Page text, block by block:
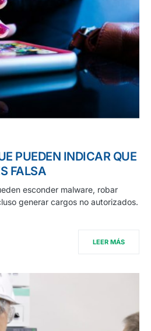
PUEDEN INDICAR QUE
FALSA
esconder malware, robar
generar cargos no autorizados.
LEER MÁS